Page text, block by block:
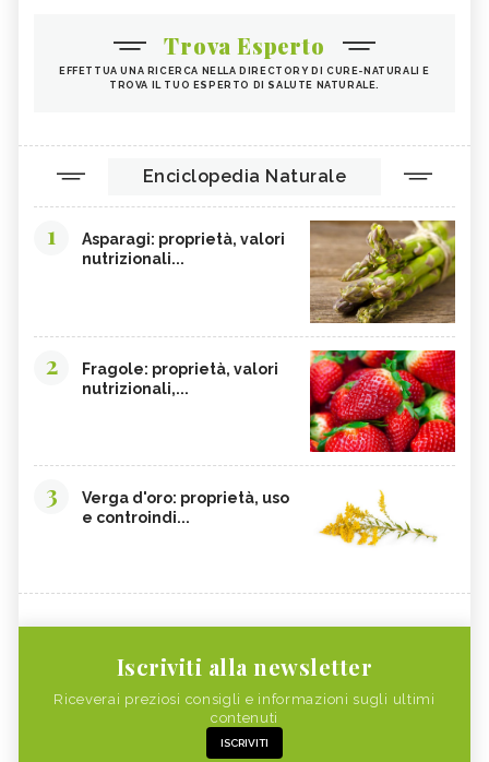
Trova Esperto
EFFETTUA UNA RICERCA NELLA DIRECTORY DI CURE-NATURALI E
TROVA IL TUO ESPERTO DI SALUTE NATURALE.
Enciclopedia Naturale
1
Asparagi: proprietà, valori
nutrizionali...
2
Fragole: proprietà, valori
nutrizionali,...
3
Verga d'oro: proprietà, uso
e controindi...
Iscriviti alla newsletter
Riceverai preziosi consigli e informazioni sugli ultimi
contenuti
ISCRIVITI